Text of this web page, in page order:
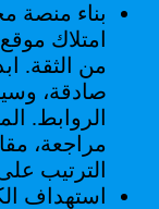
بناء منصة
امتلاك
من الثقة.
صادقة،
الروابط.
مراجعة،
الترتيب
استهداف